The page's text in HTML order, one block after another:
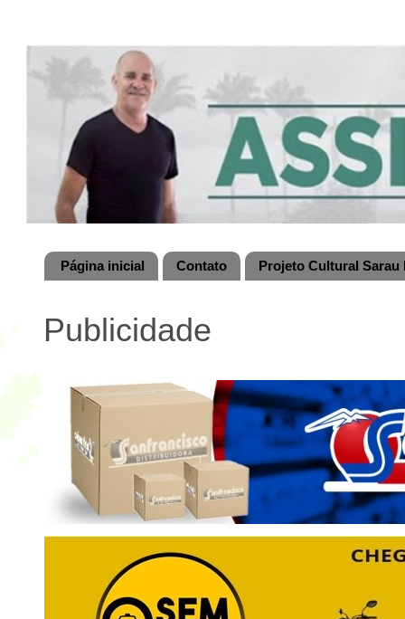
Página inicial Contato Projeto Cultural
Publicidade